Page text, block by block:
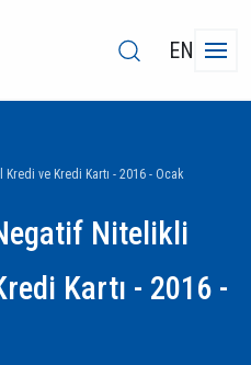
EN
ve Kredi Kartı - 2016 - Ocak
Nitelikli
Kartı - 2016 -